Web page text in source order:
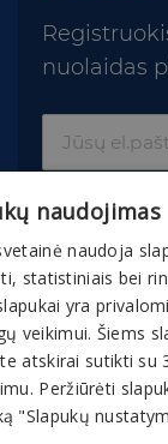
nuolaidas
© 2026
įskaitant
ir partnerių
naudojimas
naudoja
statistiniais bei
yra
veikimui. Šiems
atskirai sutikti
Peržiūrėti
"Slapukų